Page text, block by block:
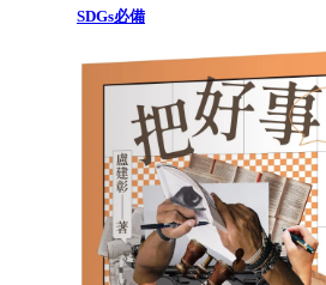
SDGs必備